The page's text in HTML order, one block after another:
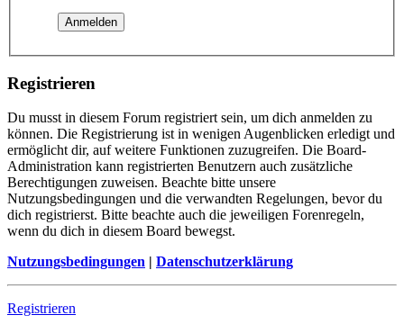
Registrieren
Du musst in diesem Forum registriert sein, um dich anmelden zu
können. Die Registrierung ist in wenigen Augenblicken erledigt und
ermöglicht dir, auf weitere Funktionen zuzugreifen. Die Board-
Administration kann registrierten Benutzern auch zusätzliche
Berechtigungen zuweisen. Beachte bitte unsere
Nutzungsbedingungen und die verwandten Regelungen, bevor du
dich registrierst. Bitte beachte auch die jeweiligen Forenregeln,
wenn du dich in diesem Board bewegst.
Nutzungsbedingungen | Datenschutzerklärung
Registrieren